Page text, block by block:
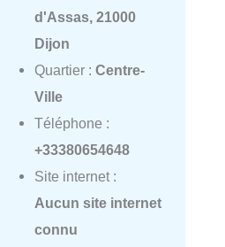
d'Assas, 21000
Dijon
Quartier : Centre-
Ville
Téléphone :
+33380654648
Site internet :
Aucun site internet
connu